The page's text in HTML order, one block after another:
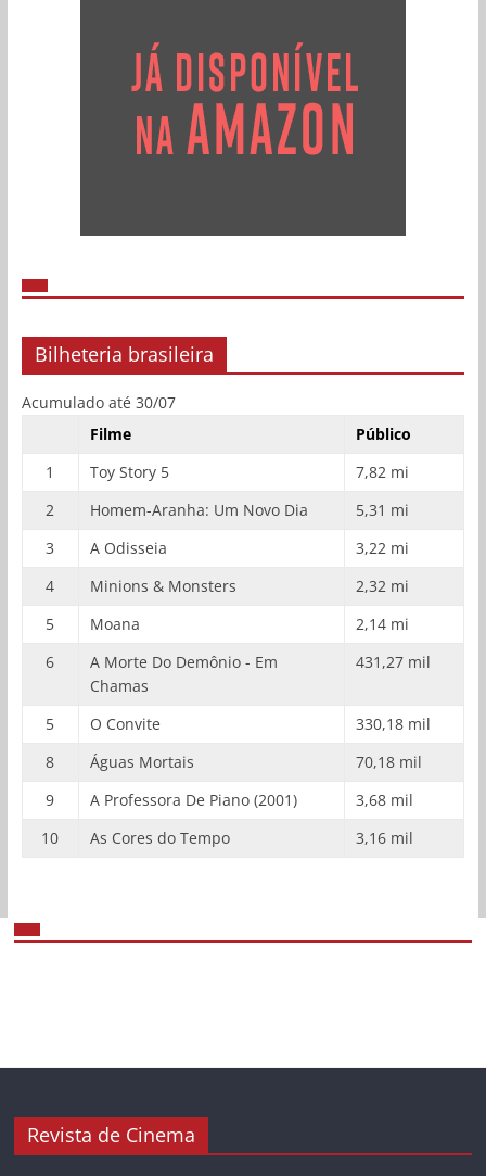
Bilheteria brasileira
Acumulado até 30/07
Filme
Público
1
Toy Story 5
7,82 mi
2
Homem-Aranha: Um Novo Dia
5,31 mi
3
A Odisseia
3,22 mi
4
Minions & Monsters
2,32 mi
5
Moana
2,14 mi
6
A Morte Do Demônio - Em
Chamas
431,27 mil
5 O Convite
330,18 mil
8
Águas Mortais
70,18 mil
9
A Professora De Piano (2001)
3,68 mil
10
As Cores do Tempo 3,16 mil
Revista de Cinema